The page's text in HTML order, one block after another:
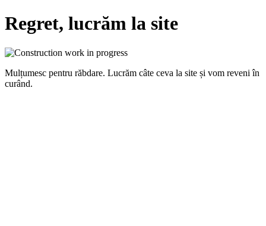
Regret, lucrăm la site
Mulțumesc pentru răbdare. Lucrăm câte ceva la site și vom reveni în
curând.